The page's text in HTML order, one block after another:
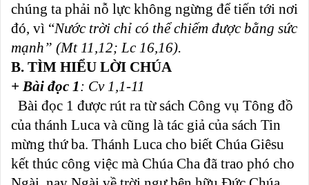
chúng ta phải nỗ lực không ngừng để tiến tới nơi
đó, vì “Nước trời chỉ có thể chiếm được bằng sức
mạnh” (Mt 11,12; Lc 16,16).
B. TÌM HIỂU LỜI CHÚA
+ Bài đọc 1: Cv 1,1-11
Bài đọc 1 được rút ra từ sách Công vụ Tông đồ
của thánh Luca và cũng là tác giả của sách Tin
mừng thứ ba. Thánh Luca cho biết Chúa Giêsu
kết thúc công việc mà Chúa Cha đã trao phó cho